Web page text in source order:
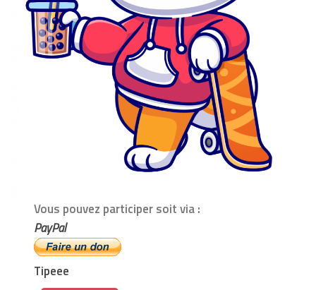
Vous pouvez participer soit via :
PayPal
Tipeee